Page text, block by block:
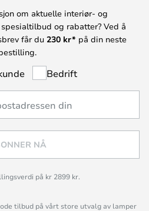
om aktuelle interiør- og
og rabatter? Ved å
får du 230 kr* på din neste
Bedrift
NÅ
på kr 2899 kr.
tilbud på vårt store utvalg av lamper